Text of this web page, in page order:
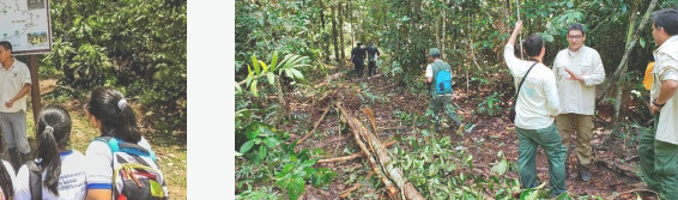
operativo-
contra-talaldores
—spda